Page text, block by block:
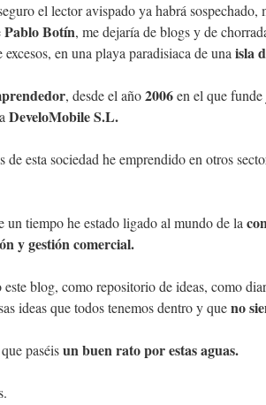
el lector avispado ya habrá sospechado,
Pablo Botín, me dejaría de blogs y de
excesos, en una playa paradisiaca de una isla
, desde el año2006en el que
DeveloMobile S.L.
de esta sociedad he emprendido en otros
un tiempo he estado ligado al mundo de la
y gestión comercial.
este blog, como repositorio de ideas, como
ideas que todos tenemos dentro y queno
paséisun buen rato por estas aguas.